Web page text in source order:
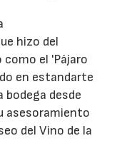
hizo del
el 'Pájaro
en estandarte
bodega desde
asesoramiento
del Vino de la